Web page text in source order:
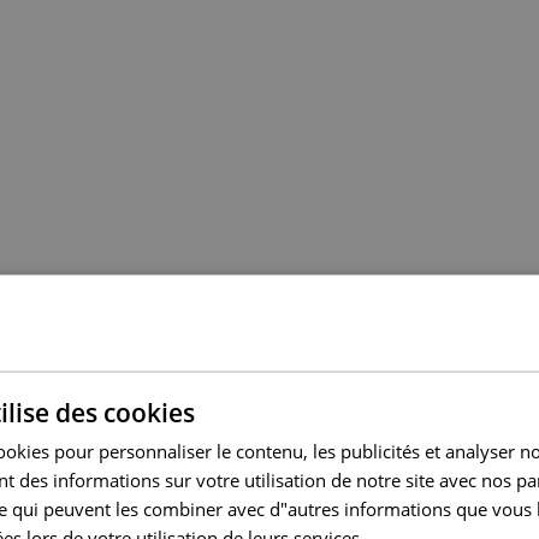
enseignes historiques de l’habillement ?
n°1 des enseignes
de l’habillement ?
des cookies
pour personnaliser le contenu, les publicités et analyser
des informations sur votre utilisation de notre site avec nos
qui peuvent les combiner avec d"autres informations que vous